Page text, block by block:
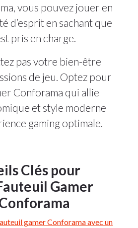
vous pouvez jouer en
d’esprit en sachant que
pris en charge.
pas votre bien-être
de jeu. Optez pour
Conforama qui allie
et style moderne
gaming optimale.
Clés pour
Gamer
gamer Conforama avec un